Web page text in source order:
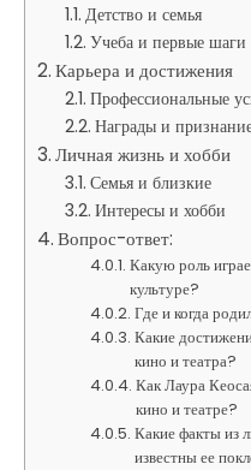
Детство и семья
Учеба и первые шаги
Карьера и достижения
Профессиональные
Награды и
Личная жизнь и хобби
Семья и близкие
Интересы и хобби
Вопрос-ответ:
Какую роль
культуре?
Где и когда
Какие
кино и театра?
Как Лаура
кино и театре?
Какие факты из
известны ее